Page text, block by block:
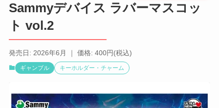
Sammyデバイス ラバーマスコッ
ト vol.2
発売日: 2026年6月 ｜ 価格: 400円(税込)
ギャンブル キーホルダー・チャーム